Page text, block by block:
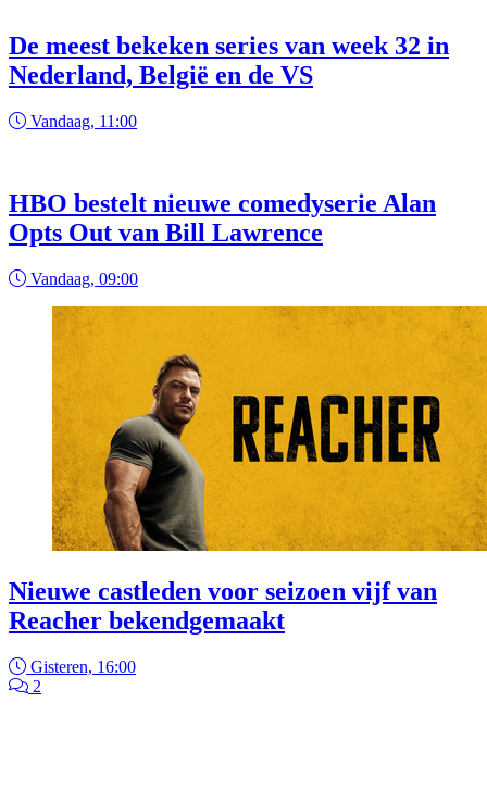
De meest bekeken series van week 32 in
Nederland, België en de VS
Vandaag, 11:00
HBO bestelt nieuwe comedyserie Alan
Opts Out van Bill Lawrence
Vandaag, 09:00
Nieuwe castleden voor seizoen vijf van
Reacher bekendgemaakt
Gisteren, 16:00
2